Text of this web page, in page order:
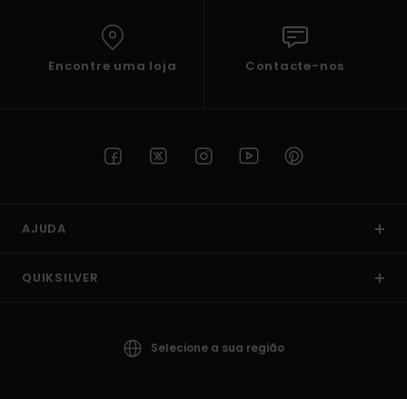
Encontre uma loja Contacte-nos
AJUDA
QUIKSILVER
Selecione a sua região